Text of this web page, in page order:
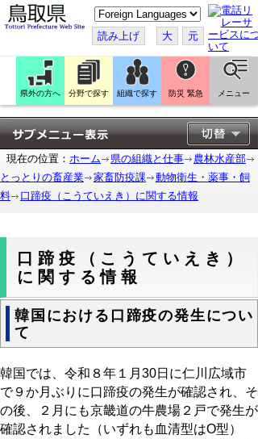
こ
の
ペ
ー
ジ
翻
訳
す
る
読み上げ 大 元
県外の方へ 分野で探す 組織で探す 防災 緊急 メニュー
現在の位置： ホーム 県の組織と仕事
農林水産部
とっとりの畜産業
家畜防疫課
動物衛生・薬事・飼
料
口蹄疫（こうていえき）に関する情報
口蹄疫（こうていえき）
に関する情報
韓国における口蹄疫の発生につい
て
韓国では、令和８年１月30日に仁川広域市
で９か月ぶりに口蹄疫の発生が確認され、そ
の後、２月にも京畿道の牛農場２戸で発生が
確認されました（いずれも血清型はO型）